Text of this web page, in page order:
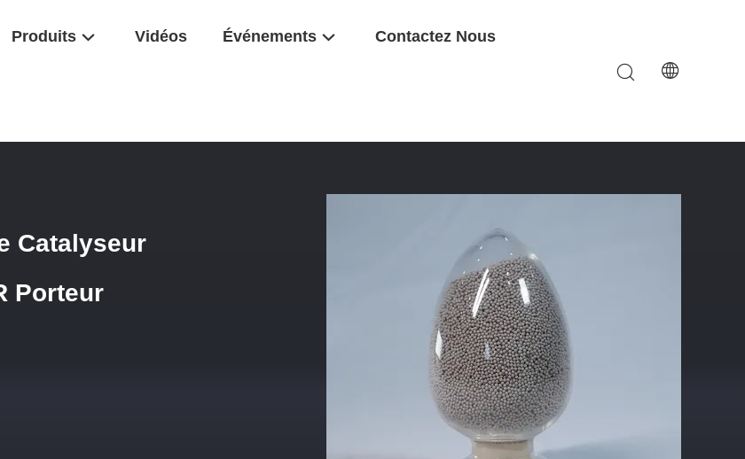
Produits Vidéos Événements Contactez Nous
Catalyseur Solide Pour L'énergie Propre CCR Porteur D'aluminium
Catalyseur
Porteur